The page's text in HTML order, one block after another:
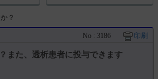
？
No : 3186 印刷
また、透析患者に投与できます